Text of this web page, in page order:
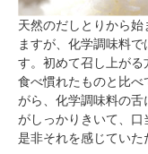
天然のだしとりから
ますが、化学調味料
す。初めて召し上がる
食べ慣れたものと比
がら、化学調味料の舌
がしっかりきいて、口
是非それを感じていた